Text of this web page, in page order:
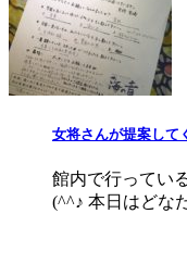
女将さんが提案して
館内で行ってい
(^^♪ 本日はどな